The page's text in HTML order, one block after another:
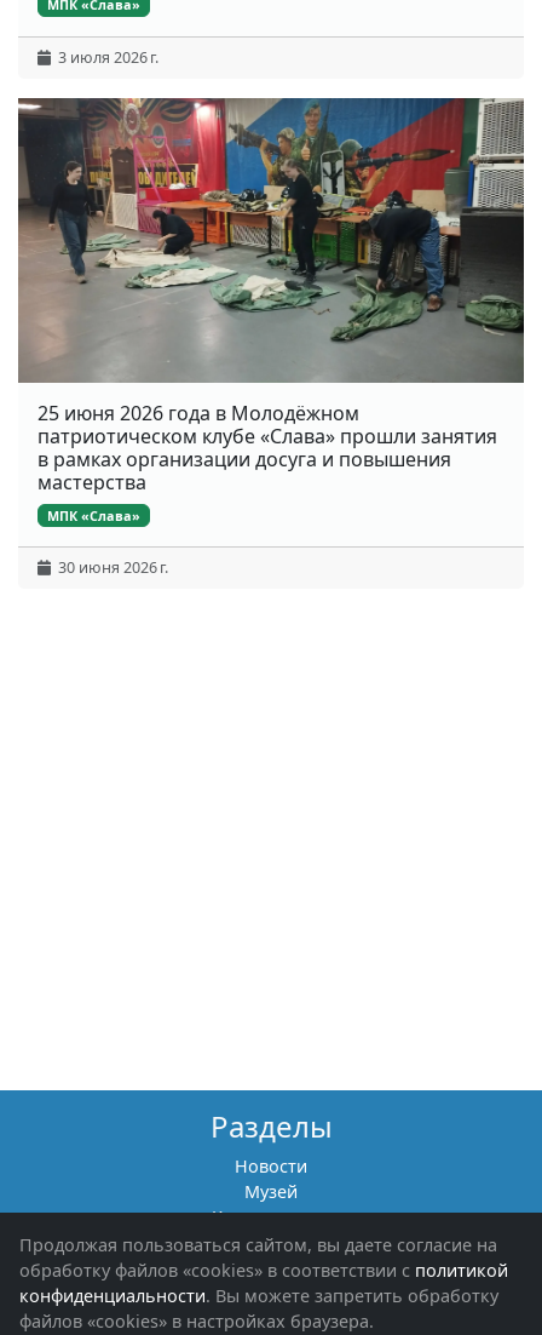
МПК «Слава»
3 июля 2026 г.
25 июня 2026 года в Молодёжном
патриотическом клубе «Слава» прошли занятия
в рамках организации досуга и повышения
мастерства
МПК «Слава»
30 июня 2026 г.
Разделы
Новости
Музей
Книги памяти
Фотоальбомы
Обращения граждан
Помощь участникам СВО и их семьям
Продолжая пользоваться сайтом, вы даете согласие на
обработку файлов «cookies» в соответствии с политикой
конфиденциальности. Вы можете запретить обработку
файлов «cookies» в настройках браузера.